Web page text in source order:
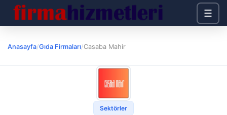
☰
Anasayfa/Gıda Firmaları/Casaba Mahir
Sektörler